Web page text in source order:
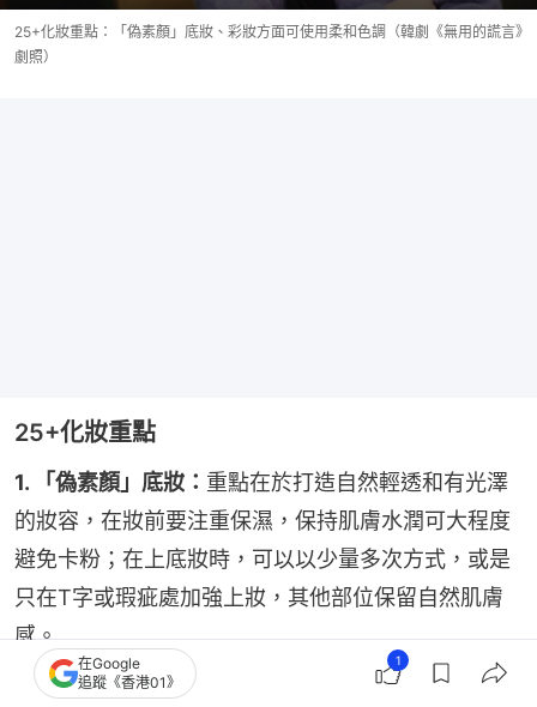
25+化妝重點：「偽素顏」底妝、彩妝方面可使用柔和色調（韓劇《無用的謊言》
劇照）
25+化妝重點
1. 「偽素顏」底妝： 重點在於打造自然輕透和有光澤
的妝容，在妝前要注重保濕，保持肌膚水潤可大程度
避免卡粉；在上底妝時，可以以少量多次方式，或是
只在T字或瑕疵處加強上妝，其他部位保留自然肌膚
感。
在Google
追蹤《香港01》
1